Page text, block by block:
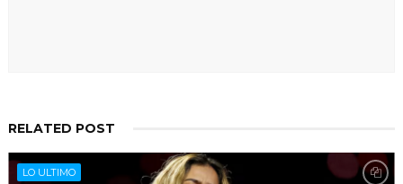
RELATED POST
LO ULTIMO